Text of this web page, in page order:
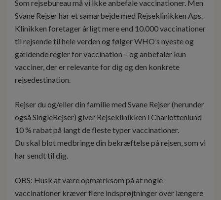
Som rejsebureau må vi ikke anbefale vaccinationer. Men
Svane Rejser har et samarbejde med Rejseklinikken Aps.
Klinikken foretager årligt mere end 10.000 vaccinationer
til rejsende til hele verden og følger WHO’s nyeste og
gældende regler for vaccination – og anbefaler kun
vacciner, der er relevante for dig og den konkrete
rejsedestination.
Rejser du og/eller din familie med Svane Rejser (herunder
også SingleRejser) giver Rejseklinikken i Charlottenlund
10 % rabat på langt de fleste typer vaccinationer.
Du skal blot medbringe din bekræftelse på rejsen, som vi
har sendt til dig.
OBS: Husk at være opmærksom på at nogle
vaccinationer kræver flere indsprøjtninger over længere